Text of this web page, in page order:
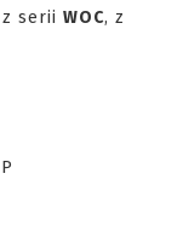
serii WOC, z